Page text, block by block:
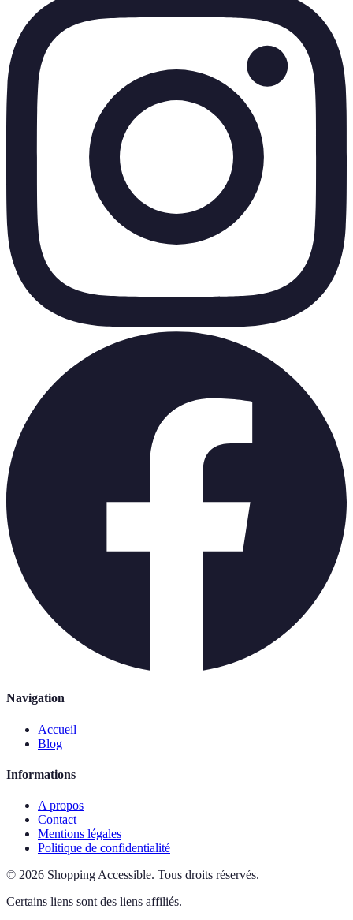
Navigation
Accueil
Blog
Informations
A propos
Contact
Mentions légales
Politique de confidentialité
© 2026 Shopping Accessible. Tous droits réservés.
Certains liens sont des liens affiliés.